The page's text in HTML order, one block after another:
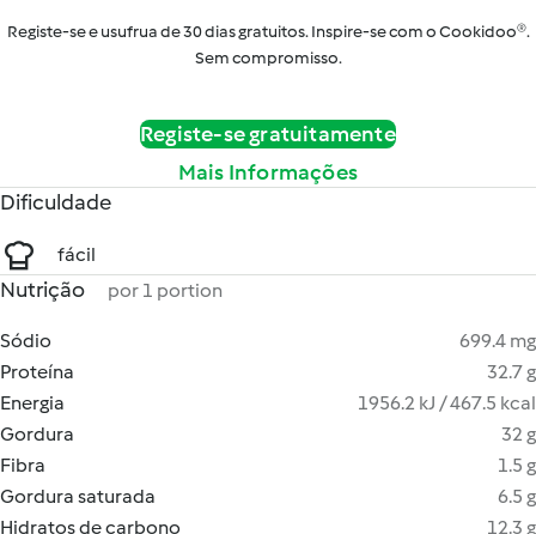
Registe-se e usufrua de 30 dias gratuitos. Inspire-se com o Cookidoo®.
Sem compromisso.
Registe-se gratuitamente
Mais Informações
Dificuldade
fácil
Nutrição por 1 portion
Sódio
699.4 mg
Proteína
32.7 g
Energia
1956.2 kJ / 467.5 kcal
Gordura
32 g
Fibra
1.5 g
Gordura saturada
6.5 g
Hidratos de carbono
12.3 g